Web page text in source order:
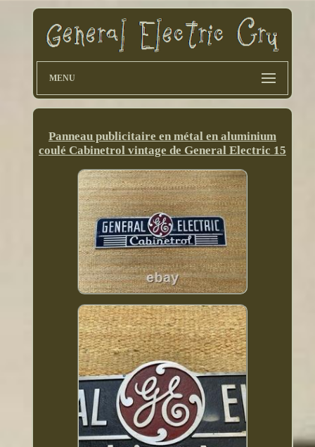
MENU
Panneau publicitaire en métal en aluminium
coulé Cabinetrol vintage de General Electric 15